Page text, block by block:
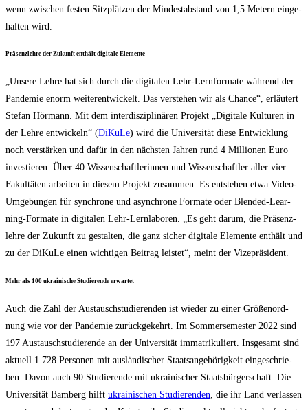
wenn zwi­schen fes­ten Sitz­plät­zen der Min­dest­ab­stand von 1,5 Metern ein­ge­
hal­ten wird.
Prä­senz­leh­re der Zukunft ent­hält digi­ta­le Elemente
„Unse­re Leh­re hat sich durch die digi­ta­len Lehr-Lern­for­ma­te wäh­rend der
Pan­de­mie enorm wei­ter­ent­wi­ckelt. Das ver­ste­hen wir als Chan­ce“, erläu­tert
Ste­fan Hör­mann. Mit dem inter­dis­zi­pli­nä­ren Pro­jekt „Digi­ta­le Kul­tu­ren in
der Leh­re ent­wi­ckeln“ (DiKu­Le) wird die Uni­ver­si­tät die­se Ent­wick­lung
noch ver­stär­ken und dafür in den nächs­ten Jah­ren rund 4 Mil­lio­nen Euro
inves­tie­ren. Über 40 Wis­sen­schaft­le­rin­nen und Wis­sen­schaft­ler aller vier
Fakul­tä­ten arbei­ten in die­sem Pro­jekt zusam­men. Es ent­ste­hen etwa Video-
Umge­bun­gen für syn­chro­ne und asyn­chro­ne For­ma­te oder Blen­ded-Lear­
ning-For­ma­te in digi­ta­len Lehr-Lern­la­bo­ren. „Es geht dar­um, die Prä­senz­
leh­re der Zukunft zu gestal­ten, die ganz sicher digi­ta­le Ele­men­te ent­hält und
zu der DiKu­Le einen wich­ti­gen Bei­trag leis­tet“, meint der Vizepräsident.
Mehr als 100 ukrai­ni­sche Stu­die­ren­de erwartet
Auch die Zahl der Aus­tausch­stu­die­ren­den ist wie­der zu einer Grö­ßen­ord­
nung wie vor der Pan­de­mie zurück­ge­kehrt. Im Som­mer­se­mes­ter 2022 sind
197 Aus­tausch­stu­die­ren­de an der Uni­ver­si­tät imma­tri­ku­liert. Ins­ge­samt sind
aktu­ell 1.728 Per­so­nen mit aus­län­di­scher Staats­an­ge­hö­rig­keit ein­ge­schrie­
ben. Davon auch 90 Stu­die­ren­de mit ukrai­ni­scher Staats­bür­ger­schaft. Die
Uni­ver­si­tät Bam­berg hilft ukrai­ni­schen Stu­die­ren­den , die ihr Land ver­las­sen